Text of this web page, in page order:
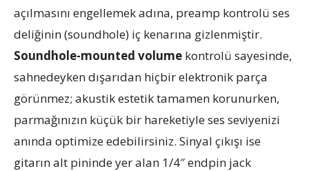
açılmasını engellemek adına, preamp kontrolü ses
deliğinin (soundhole) iç kenarına gizlenmiştir.
Soundhole-mounted volume kontrolü sayesinde,
sahnedeyken dışarıdan hiçbir elektronik parça
görünmez; akustik estetik tamamen korunurken,
parmağınızın küçük bir hareketiyle ses seviyenizi
anında optimize edebilirsiniz. Sinyal çıkışı ise
gitarın alt pininde yer alan 1/4″ endpin jack